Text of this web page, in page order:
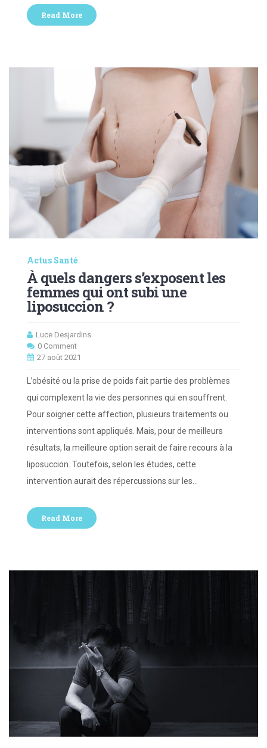
Read More
Actus Santé
À quels dangers s’exposent les
femmes qui ont subi une
liposuccion ?
Luce Desjardins
0 Comment
27 août 2021
L’obésité ou la prise de poids fait partie des problèmes
qui complexent la vie des personnes qui en souffrent.
Pour soigner cette affection, plusieurs traitements ou
interventions sont appliqués. Mais, pour de meilleurs
résultats, la meilleure option serait de faire recours à la
liposuccion. Toutefois, selon les études, cette
intervention aurait des répercussions sur les…
Read More